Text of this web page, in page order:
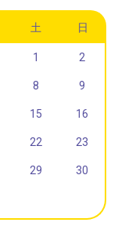
土 日
1 2
8 9
15 16
22 23
29 30